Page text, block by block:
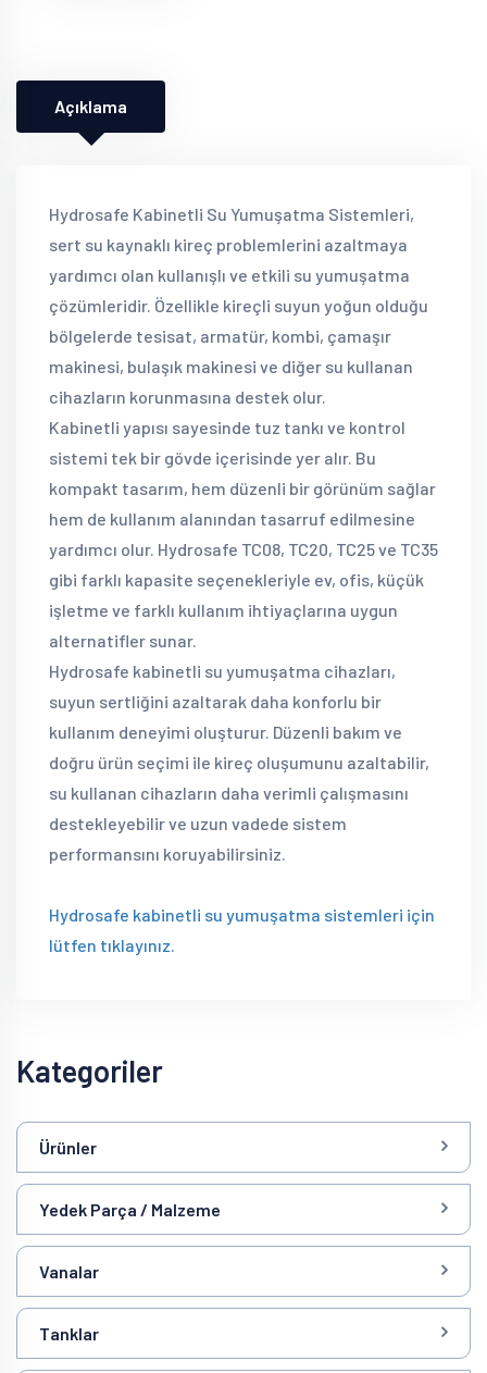
Açıklama
Hydrosafe Kabinetli Su Yumuşatma Sistemleri,
sert su kaynaklı kireç problemlerini azaltmaya
yardımcı olan kullanışlı ve etkili su yumuşatma
çözümleridir. Özellikle kireçli suyun yoğun olduğu
bölgelerde tesisat, armatür, kombi, çamaşır
makinesi, bulaşık makinesi ve diğer su kullanan
cihazların korunmasına destek olur.
Kabinetli yapısı sayesinde tuz tankı ve kontrol
sistemi tek bir gövde içerisinde yer alır. Bu
kompakt tasarım, hem düzenli bir görünüm sağlar
hem de kullanım alanından tasarruf edilmesine
yardımcı olur. Hydrosafe TC08, TC20, TC25 ve TC35
gibi farklı kapasite seçenekleriyle ev, ofis, küçük
işletme ve farklı kullanım ihtiyaçlarına uygun
alternatifler sunar.
Hydrosafe kabinetli su yumuşatma cihazları,
suyun sertliğini azaltarak daha konforlu bir
kullanım deneyimi oluşturur. Düzenli bakım ve
doğru ürün seçimi ile kireç oluşumunu azaltabilir,
su kullanan cihazların daha verimli çalışmasını
destekleyebilir ve uzun vadede sistem
performansını koruyabilirsiniz.
Hydrosafe kabinetli su yumuşatma sistemleri için
lütfen tıklayınız.
Kategoriler
Ürünler
Yedek Parça / Malzeme
Vanalar
Tanklar